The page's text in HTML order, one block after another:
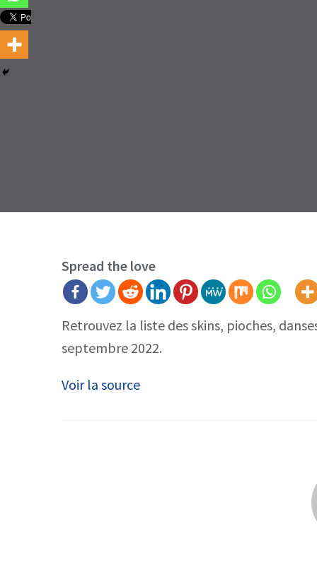
Spread the love
Retrouvez la liste des skins, pioches,
septembre 2022.
Voir la source